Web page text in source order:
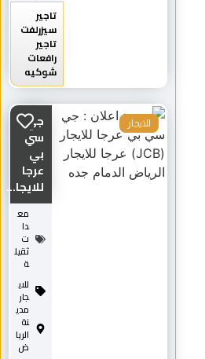
تاجير
سيزرلفت
تاجير
رافعات
شوكيه
جي
سي
بي
عرجا
للايجا...
مع
دا
ت
ثقيل
ة
للاي
جار
مدي
نة
الريا
ض
للايجار